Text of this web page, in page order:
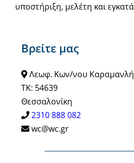
Βρείτε μας
Λεωφ. Κων/νου
ΤΚ: 54639
Θεσσαλονίκη
2310 888 082
wc@wc.gr
υποστήριξη, μελέτη και